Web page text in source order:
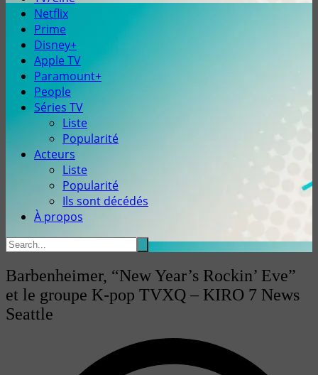
Netflix
Prime
Disney+
Apple TV
Paramount+
People
Séries TV
Liste
Popularité
Acteurs
Liste
Popularité
Ils sont décédés
À propos
Barbenheimer, “New Year’s Rockin’ Eve”
et le groupe K-pop TVXQ – KIRO 7 News
Seattle